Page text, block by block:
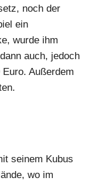
, noch der
ein
wurde ihm
auch, jedoch
Außerdem
seinem Kubus
wo im